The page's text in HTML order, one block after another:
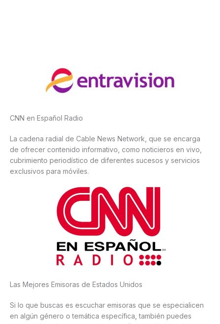
CNN en Español Radio
La cadena radial de Cable News Network, que se encarga
de ofrecer contenido informativo, como noticieros en vivo,
cubrimiento periodístico de diferentes sucesos y servicios
exclusivos para móviles.
Las Mejores Emisoras de Estados Unidos
Si lo que buscas es escuchar emisoras que se especialicen
en algún género o temática específica, también puedes